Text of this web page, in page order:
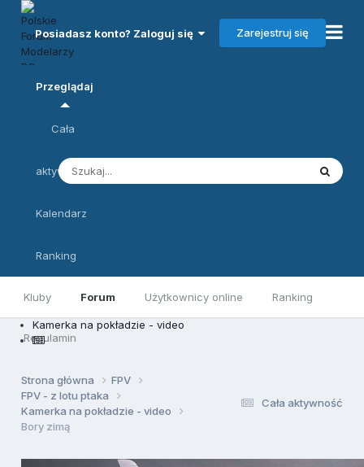
Posiadasz konto? Zaloguj się Zarejestruj się
Przeglądaj
Kluby Forum Użytkownicy online Ranking
Regulamin
Cała
aktywność
Kalendarz
Ranking
Kamerka na pokładzie - video
Cała aktywność
Strona główna
FPV
FPV - z lotu ptaka
Kamerka na pokładzie - video
Bory zimą